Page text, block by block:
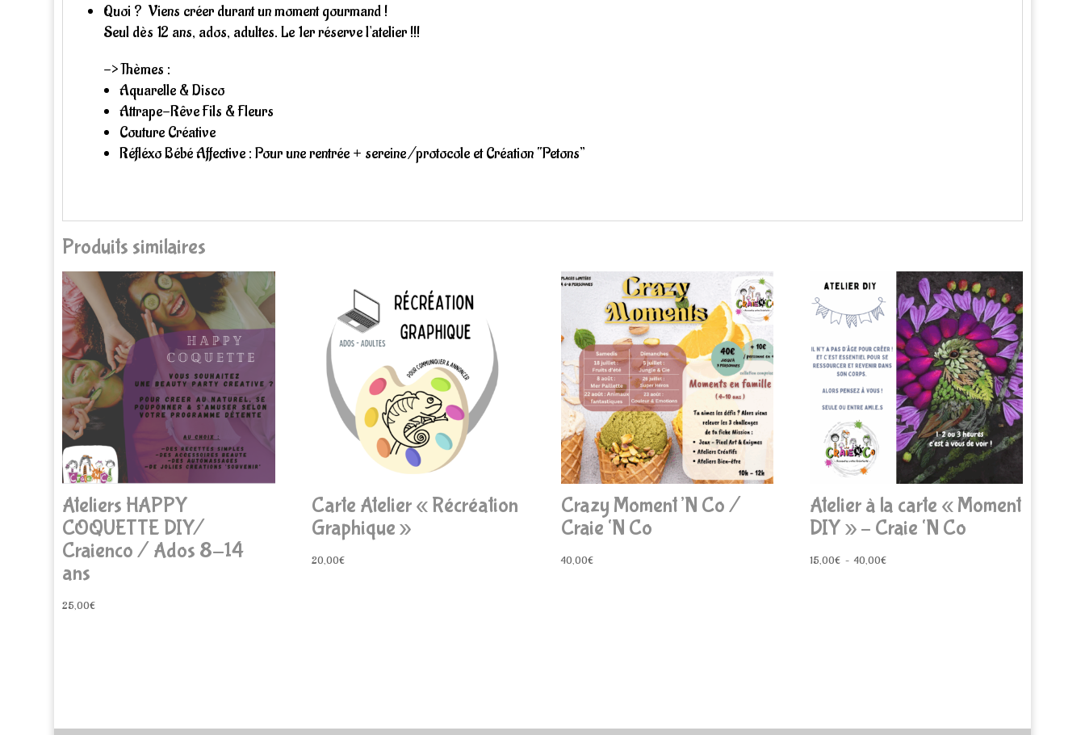
Quoi ? Viens créer durant un moment gourmand !
Seul dès 12 ans, ados, adultes. Le 1er réserve l'atelier !!!
->Thèmes :
Aquarelle & Disco
Attrape-Rêve Fils & Fleurs
Couture Créative
Réfléxo Bébé Affective : Pour une rentrée + sereine /protocole et Création “Petons”
Produits similaires
Ateliers HAPPY
COQUETTE DIY/
Craienco / Ados 8-14
ans
25,00€
Carte Atelier « Récréation
Graphique »
20,00€
Crazy Moment’N Co /
Craie ‘N Co
40,00€
Atelier à la carte « Moment
DIY » – Craie ‘N Co
15,00€ – 40,00€Plage